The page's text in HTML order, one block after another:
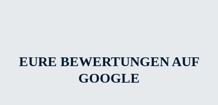
EURE BEWERTUNGEN AUF
GOOGLE